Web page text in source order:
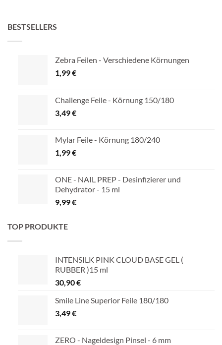
BESTSELLERS
Zebra Feilen - Verschiedene Körnungen
1,99€
Challenge Feile - Körnung 150/180
3,49€
Mylar Feile - Körnung 180/240
1,99€
ONE - NAIL PREP - Desinfizierer und
Dehydrator - 15 ml
9,99€
TOP PRODUKTE
INTENSILK PINK CLOUD BASE GEL (
RUBBER )15 ml
30,90€
Smile Line Superior Feile 180/180
3,49€
ZERO - Nageldesign Pinsel - 6 mm